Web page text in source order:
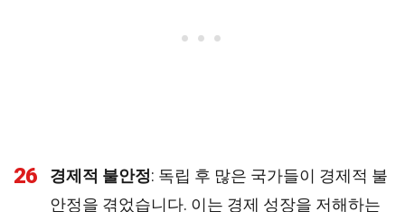
26 경제적 불안정: 독립 후 많은 국가들이 경제적 불
안정을 겪었습니다. 이는 경제 성장을 저해하는